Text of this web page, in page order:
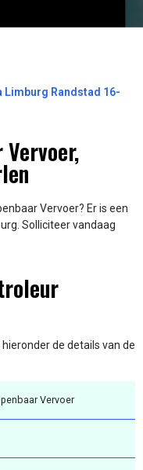
Limburg Randstad 16-
Vervoer,
Vervoer? Er is een
Solliciteer vandaag
de details van de
Vervoer